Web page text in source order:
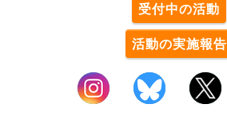
受付中の活動
活動の実施報告